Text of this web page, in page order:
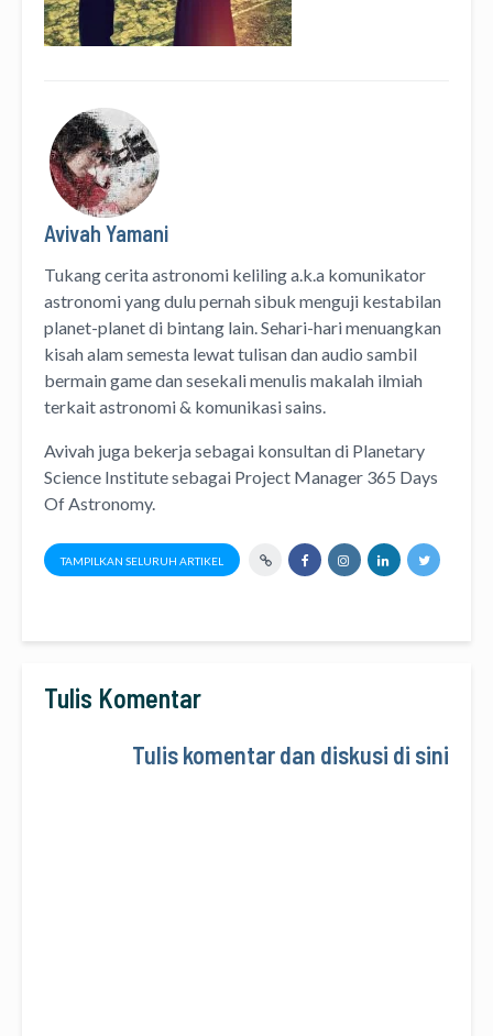
Avivah Yamani
Tukang cerita astronomi kelilinga.k.a komunikator
astronomiyang dulu pernah sibuk menguji kestabilan
planet-planet di bintang lain. Sehari-hari menuangkan
kisah alam semesta lewattulisandanaudio sambil
bermain game dan sesekali menulis makalah ilmiah
terkait astronomi & komunikasi sains.
Avivah juga bekerja sebagai konsultan di Planetary
Science Institutesebagai Project Manager 365 Days
Of Astronomy.
TAMPILKAN SELURUH ARTIKEL
Tulis Komentar
Tulis komentar dan diskusi di sini